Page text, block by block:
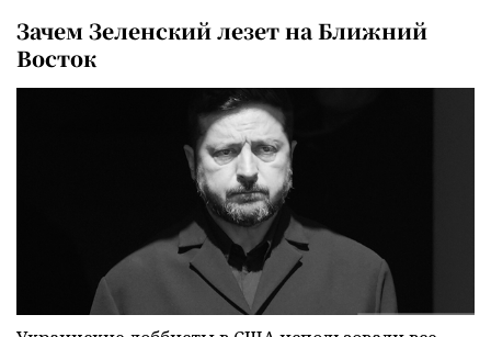
Зачем Зеленский лезет на Ближний
Восток